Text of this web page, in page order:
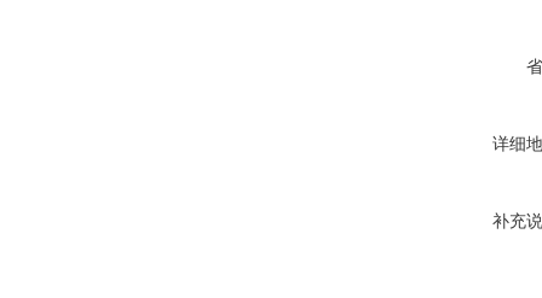
详细
补充